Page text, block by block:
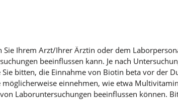
Ihrem Arzt/Ihrer Ärztin oder dem
beeinflussen kann. Je nach
bitten, die Einnahme von Biotin beta vor der
einnehmen, wie etwa
Laboruntersuchungen beeinflussen können.